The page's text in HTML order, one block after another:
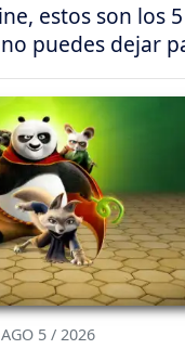
estos son los 5
puedes dejar
5 / 2026